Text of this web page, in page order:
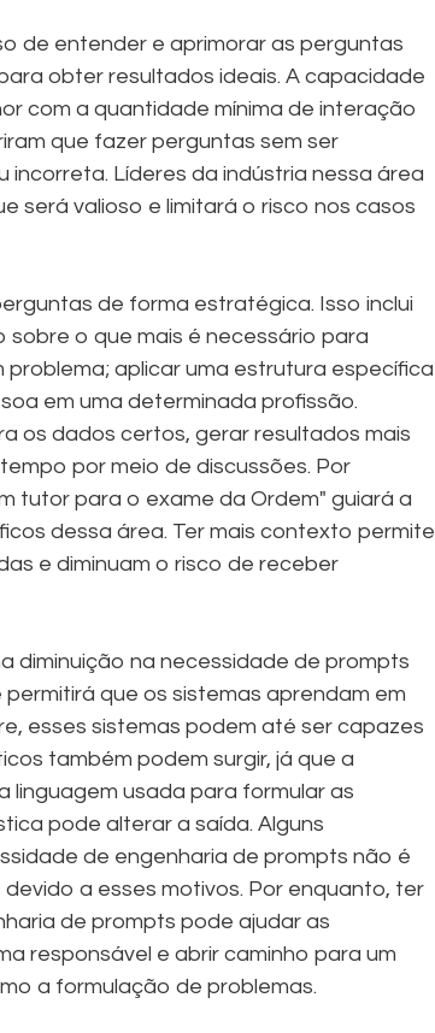
de entender e aprimorar as perguntas
obter resultados ideais. A capacidade
com a quantidade mínima de interação
que fazer perguntas sem ser
Líderes da indústria nessa área
será valioso e limitará o risco nos casos
de forma estratégica. Isso inclui
o que mais é necessário para
aplicar uma estrutura específica
em uma determinada profissão.
os dados certos, gerar resultados mais
por meio de discussões. Por
tutor para o exame da Ordem" guiará a
dessa área. Ter mais contexto permite
e diminuam o risco de receber
diminuição na necessidade de prompts
que os sistemas aprendam em
esses sistemas podem até ser capazes
também podem surgir, já que a
usada para formular as
pode alterar a saída. Alguns
de engenharia de prompts não é
a esses motivos. Por enquanto, ter
de prompts pode ajudar as
responsável e abrir caminho para um
a formulação de problemas.